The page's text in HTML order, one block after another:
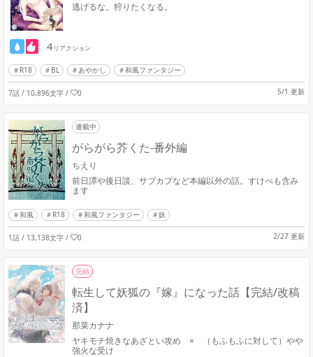
逃げるな。狩りたくなる。
4リアクション
R18 BL あやかし 和風ファンタジー
7話 / 10,896文字 / 0 5/1 更新
連載中
がらがら芥くた-番外編
ちえり
前日譚や後日談、サブカプなど本編以外の話。すけべも含み
ます
和風 R18 和風ファンタジー 妖
1話 / 13,138文字 / 0 2/27 更新
完結
転生して妖狐の『嫁』になった話【完結/改稿
済】
那菜カナナ
ヤキモチ焼きなあざとい攻め × （もふもふに対して）やや
強火な受け